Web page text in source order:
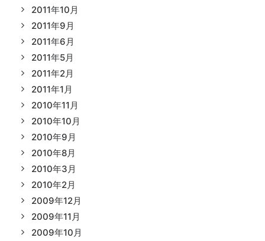
2011年10月
2011年9月
2011年6月
2011年5月
2011年2月
2011年1月
2010年11月
2010年10月
2010年9月
2010年8月
2010年3月
2010年2月
2009年12月
2009年11月
2009年10月